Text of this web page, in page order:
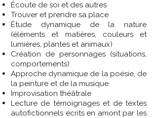
Écoute de soi et des autres
Trouver et prendre sa place
Étude dynamique de la nature
(éléments et matières, couleurs et
lumières, plantes et animaux)
Création de personnages (situations,
comportements)
Approche dynamique de la poésie, de
la peinture et de la musique
Improvisation théâtrale
Lecture de témoignages et de textes
autofictionnels écrits en amont par les